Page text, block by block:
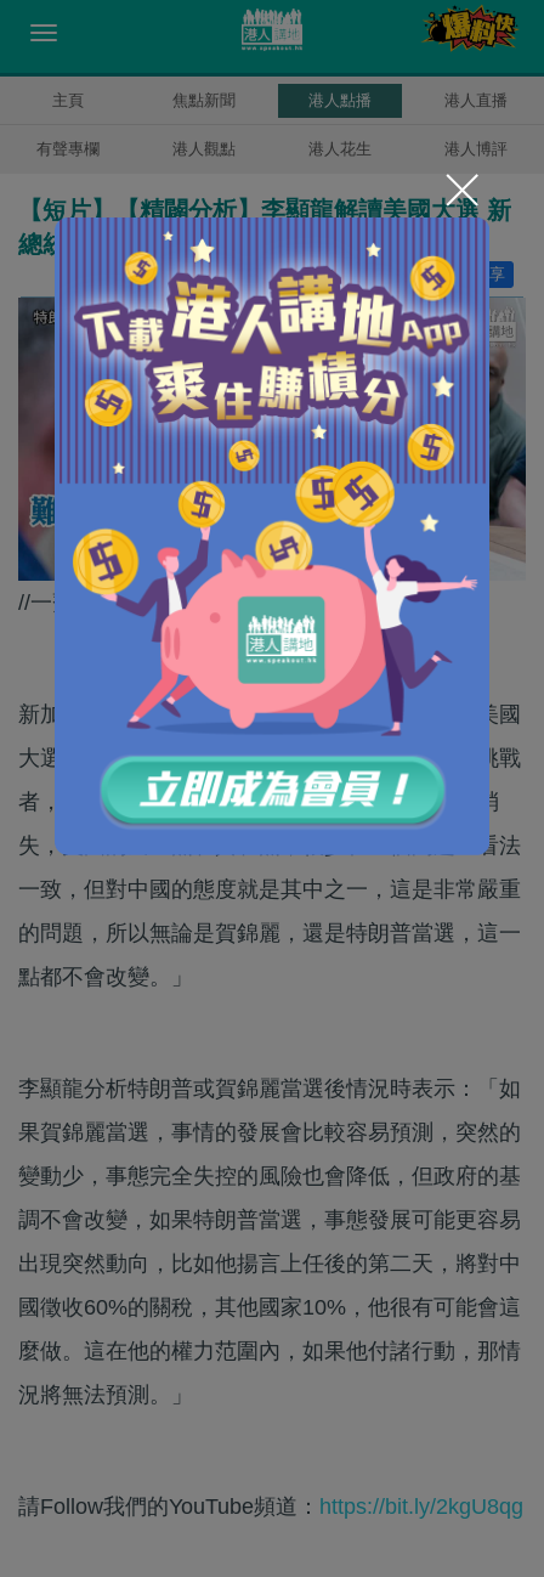
主頁 焦點新聞 港人點播 港人直播
有聲專欄 港人觀點 港人花生 港人博評
【短片】【精闢分析】李顯龍解讀美國大選 新
總統將延續對華敵視共識
分享
讚好 17
//一齊聽吓李顯龍嘅真知灼見！//
新加坡國務資政、前總理李顯龍出席論壇，分析美國
大選，李顯龍表示：「美國的社會共識是中國是挑戰
者，是對手，這是一個根本性的矛盾，不會輕易消
失，美國的民主黨和共和黨，很少在一個問題上看法
一致，但對中國的態度就是其中之一，這是非常嚴重
的問題，所以無論是賀錦麗，還是特朗普當選，這一
點都不會改變。」
李顯龍分析特朗普或賀錦麗當選後情況時表示：「如
果賀錦麗當選，事情的發展會比較容易預測，突然的
變動少，事態完全失控的風險也會降低，但政府的基
調不會改變，如果特朗普當選，事態發展可能更容易
出現突然動向，比如他揚言上任後的第二天，將對中
國徵收60%的關稅，其他國家10%，他很有可能會這
麼做。這在他的權力范圍內，如果他付諸行動，那情
況將無法預測。」
請Follow我們的YouTube頻道： https://bit.ly/2kgU8qg